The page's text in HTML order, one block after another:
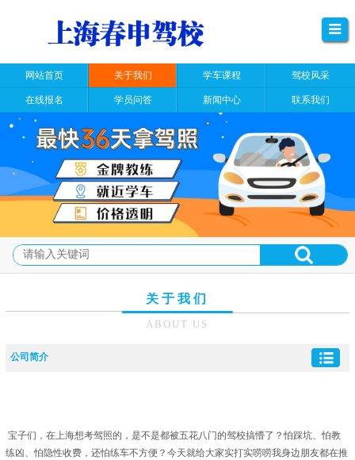
网站首页 关于我们 学车课程 驾校风采
在线报名 学员问答 新闻中心 联系我们
关于我们
ABOUT US
公司简介
宝子们，在上海想考驾照的，是不是都被五花八门的驾校搞懵了？怕踩坑、怕教
练凶、怕隐性收费，还怕练车不方便？今天就给大家实打实唠唠我身边朋友都在推